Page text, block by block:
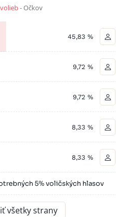
- Očkov
45,83 %
9,72 %
9,72 %
8,33 %
8,33 %
5% voličských hlasov
všetky strany